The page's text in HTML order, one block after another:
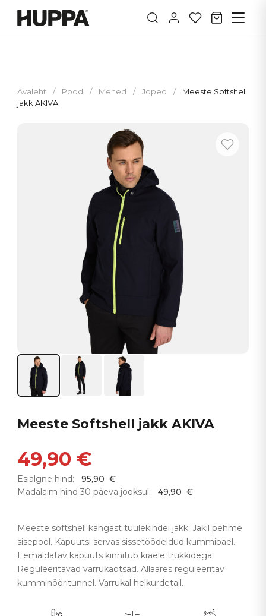
Avaleht / Pood / Mehed / Joped /
Meeste Softshell
jakk AKIVA
Meeste Softshell jakk AKIVA
49,90 €
Esialgne hind: 95,90 €
Madalaim hind 30 päeva jooksul:
49,90 €
Meeste softshell kangast tuulekindel jakk. Jakil pehme
sisepool. Kapuutsi servas sissetöödeldud kummipael.
Eemaldatav kapuuts kinnitub kraele trukkidega.
Reguleeritavad varrukaotsad. Allääres reguleeritav
kumminööritunnel. Varrukal helkurdetail.